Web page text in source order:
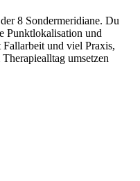
8 Sondermeridiane. Du
Punktlokalisation und
und viel Praxis,
umsetzen